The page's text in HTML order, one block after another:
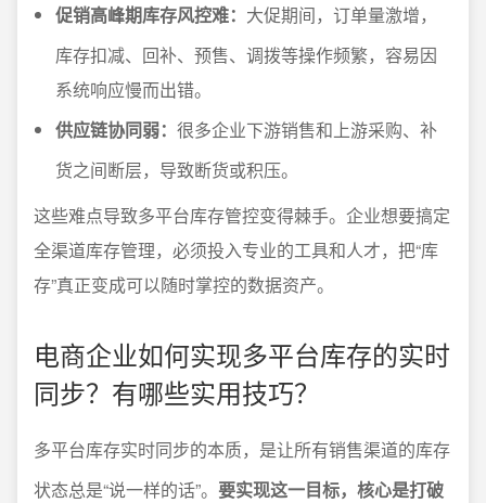
促销高峰期库存风控难： 大促期间，订单量激增，
库存扣减、回补、预售、调拨等操作频繁，容易因
系统响应慢而出错。
供应链协同弱： 很多企业下游销售和上游采购、补
货之间断层，导致断货或积压。
这些难点导致多平台库存管控变得棘手。企业想要搞定
全渠道库存管理，必须投入专业的工具和人才，把“库
存”真正变成可以随时掌控的数据资产。
电商企业如何实现多平台库存的实时
同步？有哪些实用技巧？
多平台库存实时同步的本质，是让所有销售渠道的库存
状态总是“说一样的话”。 要实现这一目标，核心是打破